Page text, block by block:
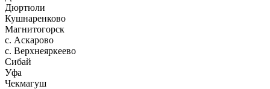
Дюртюли
Кушнаренково
Магнитогорск
с. Аскарово
с. Верхнеяркеево
Сибай
Уфа
Чекмагуш